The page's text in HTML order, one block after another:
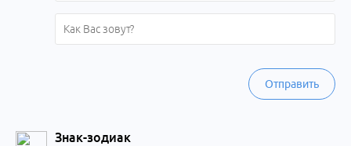
Отправить
Знак-зодиак